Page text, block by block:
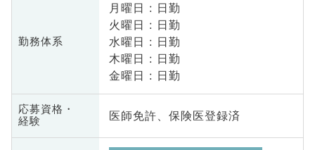
勤務体系
月曜日 : 日勤
火曜日 : 日勤
水曜日 : 日勤
木曜日 : 日勤
金曜日 : 日勤
応募資格・
経験
医師免許、保険医登録済